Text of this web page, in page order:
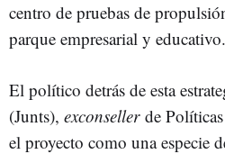
centro de pruebas de
parque empresarial y educativo.
El político detrás de esta
(Junts), exconseller de
el proyecto como una especie